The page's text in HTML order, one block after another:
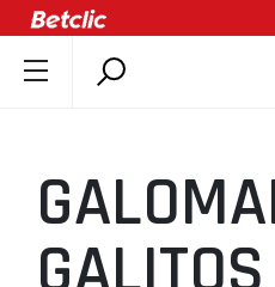
ÚLTIMAS
COMPETIÇÕES